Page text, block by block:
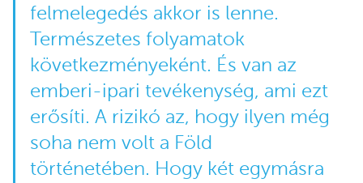
felmelegedés akkor is lenne.
Természetes folyamatok
következményeként. És van az
emberi-ipari tevékenység, ami ezt
erősíti. A rizikó az, hogy ilyen még
soha nem volt a Föld
történetében. Hogy két egymásra